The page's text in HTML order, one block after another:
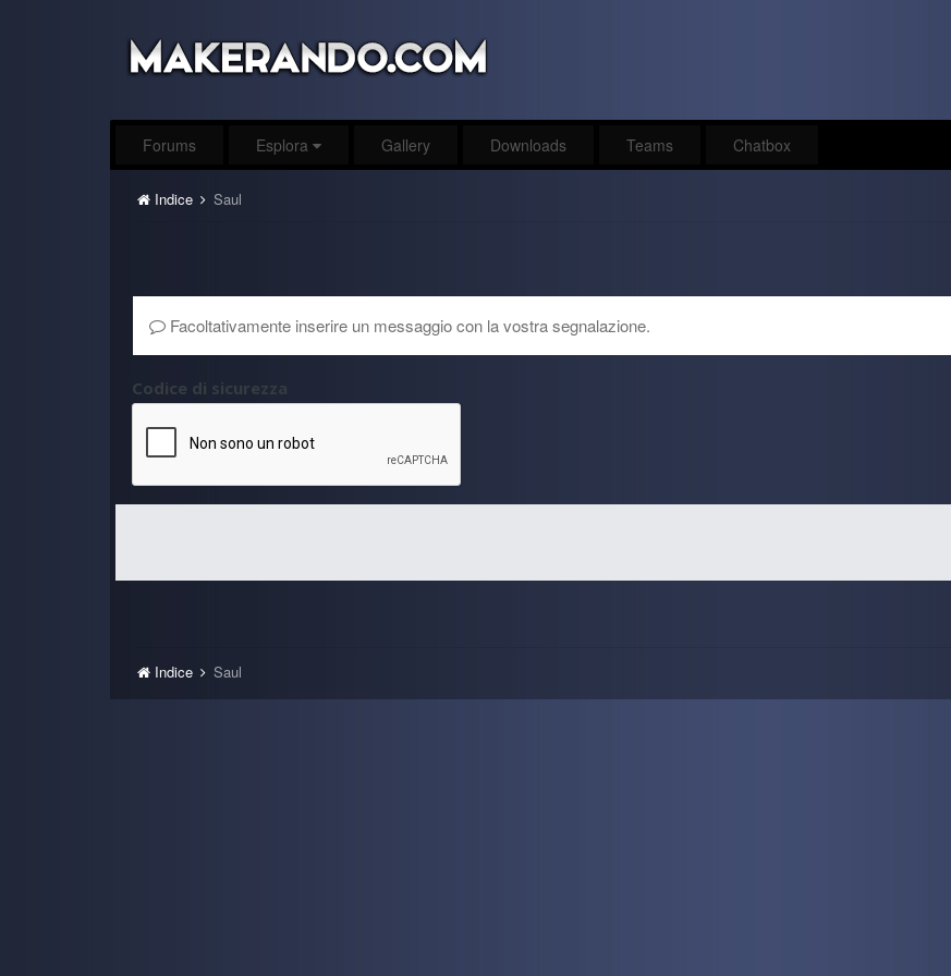
Forums Esplora Gallery Downloads Teams Chatbox
Indice Saul
Facoltativamente inserire un messaggio con la vostra segnalazione.
Codice di sicurezza
Indice Saul